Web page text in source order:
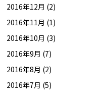
2016年12月 (2)
2016年11月 (1)
2016年10月 (3)
2016年9月 (7)
2016年8月 (2)
2016年7月 (5)